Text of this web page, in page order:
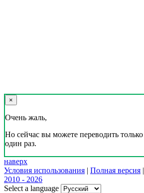
×
Очень жаль,
Но сейчас вы можете переводить только
один раз.
наверх
Условия использования | Полная версия |
2010 - 2026
Select a language